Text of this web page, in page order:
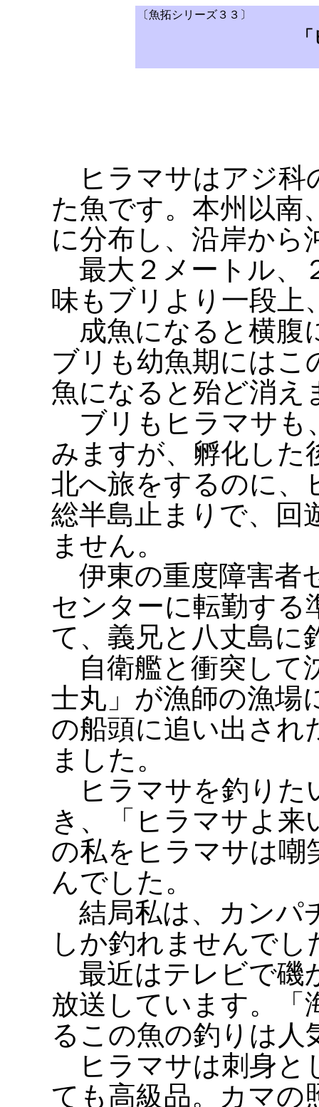
〔魚拓シリーズ３３〕
ヒラマサはアジ科
た魚です。本州以南
に分布し、沿岸から
最大２メートル、
味もブリより一段上
成魚になると横腹
ブリも幼魚期にはこ
魚になると殆ど消え
ブリもヒラマサも
みますが、孵化した
北へ旅をするのに、
総半島止まりで、回
ません。
伊東の重度障害者
センターに転勤する
て、義兄と八丈島に
自衛艦と衝突して
士丸」が漁師の漁場
の船頭に追い出され
ました。
ヒラマサを釣りた
き、「ヒラマサよ
の私をヒラマサは嘲
んでした。
結局私は、カンパ
しか釣れませんでし
最近はテレビで磯
放送しています。「
るこの魚の釣りは人
ヒラマサは刺身と
ても高級品。カマの